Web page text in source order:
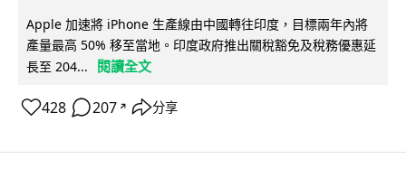
Apple 加速將 iPhone 生產線由中國轉往印度，目標兩年內將
產量最高 50% 移至當地。印度政府推出關稅豁免及稅務優惠延
長至 204...
閱讀全文
428 207 ↗ 分享